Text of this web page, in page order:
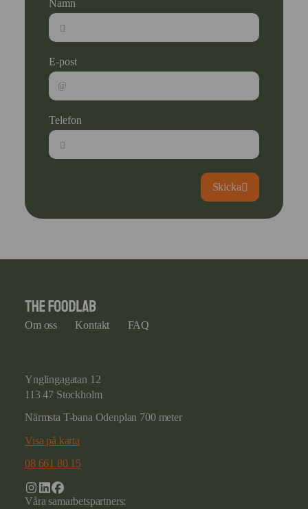
Namn
E-post
Telefon
Skicka
Om oss Kontakt FAQ
Ynglingagatan 12
113 47 Stockholm
Närmsta T-bana Odenplan 700 meter
Visa på karta
08 661 80 15
Våra samarbetspartners: